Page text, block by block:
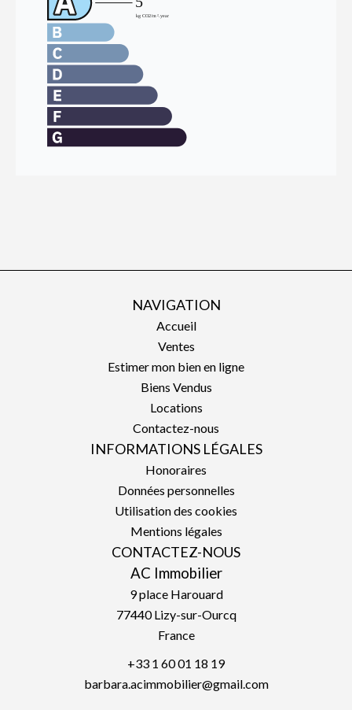
NAVIGATION
Accueil
Ventes
Estimer mon bien en ligne
Biens Vendus
Locations
Contactez-nous
INFORMATIONS LÉGALES
Honoraires
Données personnelles
Utilisation des cookies
Mentions légales
CONTACTEZ-NOUS
AC Immobilier
9 place Harouard
77440Lizy-sur-Ourcq
France
+33 1 60 01 18 19
barbara.acimmobilier@gmail.com